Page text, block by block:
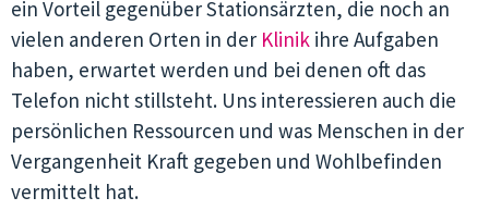
ein Vorteil gegenüber Stationsärzten, die noch an
vielen anderen Orten in der Klinik ihre Aufgaben
haben, erwartet werden und bei denen oft das
Telefon nicht stillsteht. Uns interessieren auch die
persönlichen Ressourcen und was Menschen in der
Vergangenheit Kraft gegeben und Wohlbefinden
vermittelt hat.